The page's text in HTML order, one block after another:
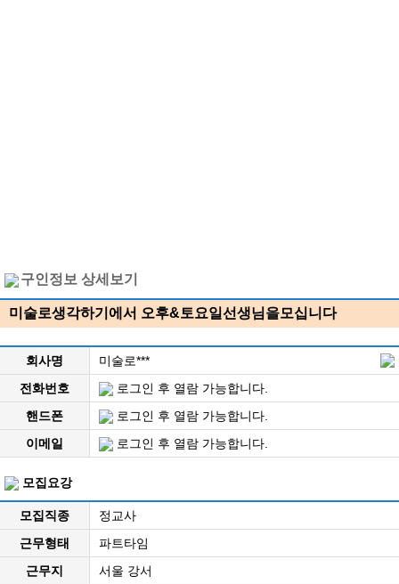
구인정보 상세보기
미술로생각하기에서 오후&토요일선생님을모십니다
회사명
미술로***
전화번호
로그인 후 열람 가능합니다.
핸드폰
로그인 후 열람 가능합니다.
이메일
로그인 후 열람 가능합니다.
모집요강
모집직종
정교사
근무형태
파트타임
근무지
서울 강서